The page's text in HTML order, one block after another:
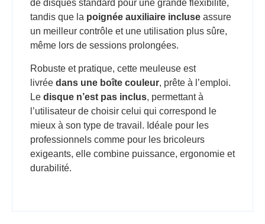
de disques standard pour une grande flexibilité,
tandis que la poignée auxiliaire incluse assure
un meilleur contrôle et une utilisation plus sûre,
même lors de sessions prolongées.
Robuste et pratique, cette meuleuse est
livrée dans une boîte couleur, prête à l’emploi.
Le disque n’est pas inclus, permettant à
l’utilisateur de choisir celui qui correspond le
mieux à son type de travail. Idéale pour les
professionnels comme pour les bricoleurs
exigeants, elle combine puissance, ergonomie et
durabilité.